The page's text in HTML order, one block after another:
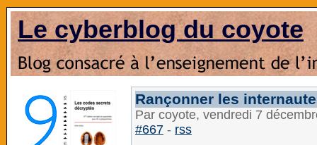
Le cyberblog du coyote
Rançonner les
Par coyote, vendredi 7
#667 - rss